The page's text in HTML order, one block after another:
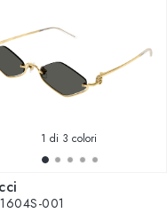
1 di 3 colori
001